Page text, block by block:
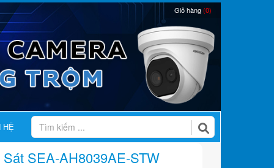
Giỏ hàng(0)
HỆ
SEA-AH8039AE-STW